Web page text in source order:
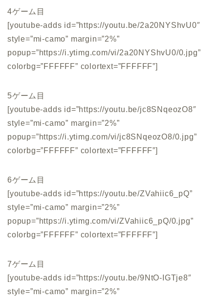
4ゲーム目
[youtube-adds id=”https://youtu.be/2a20NYShvU0″
style=”mi-camo” margin=”2%”
popup=”https://i.ytimg.com/vi/2a20NYShvU0/0.jpg”
colorbg=”FFFFFF” colortext=”FFFFFF”]
5ゲーム目
[youtube-adds id=”https://youtu.be/jc8SNqeozO8″
style=”mi-camo” margin=”2%”
popup=”https://i.ytimg.com/vi/jc8SNqeozO8/0.jpg”
colorbg=”FFFFFF” colortext=”FFFFFF”]
6ゲーム目
[youtube-adds id=”https://youtu.be/ZVahiic6_pQ”
style=”mi-camo” margin=”2%”
popup=”https://i.ytimg.com/vi/ZVahiic6_pQ/0.jpg”
colorbg=”FFFFFF” colortext=”FFFFFF”]
7ゲーム目
[youtube-adds id=”https://youtu.be/9NtO-IGTje8″
style=”mi-camo” margin=”2%”